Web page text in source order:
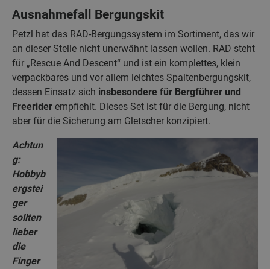
Ausnahmefall Bergungskit
Petzl hat das RAD-Bergungssystem im Sortiment, das wir
an dieser Stelle nicht unerwähnt lassen wollen. RAD steht
für „Rescue And Descent“ und ist ein komplettes, klein
verpackbares und vor allem leichtes Spaltenbergungskit,
dessen Einsatz sich insbesondere für Bergführer und
Freerider empfiehlt. Dieses Set ist für die Bergung, nicht
aber für die Sicherung am Gletscher konzipiert.
Achtun
g:
Hobbyb
ergstei
ger
sollten
lieber
die
Finger